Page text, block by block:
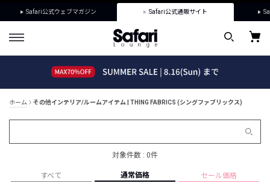
Safari公式ウェブマガジン Safari公式通販サイト
ホーム その他インテリア/ルームアイテム | THING FABRICS (シングファブリックス)
対象件数 : 0件
すべて 通常価格 セール価格